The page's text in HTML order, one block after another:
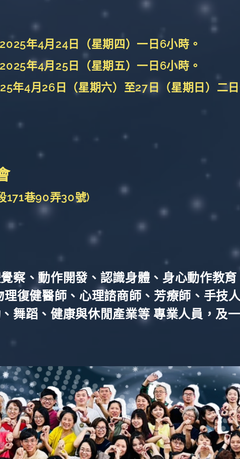
年4月24日（星期四）一日6小時。
年4月25日（星期五）一日6小時。
年4月26日（星期六）至27日（星期日）二日
171巷90弄30號)
察、動作開發、認識身體、身心動作教
復健醫師、心理諮商師、芳療師、手技
舞蹈、健康與休閒產業等 專業人員，及